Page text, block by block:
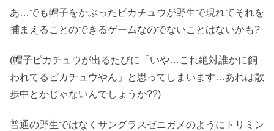
あ…でも帽子をかぶったピカチュウが野生で現れてそれを
捕まえることのできるゲームなのでないことはないかも?
(帽子ピカチュウが出るたびに「いや…これ絶対誰かに飼
われてるピカチュウやん」と思ってしまいます…あれは散
歩中とかじゃないんでしょうか??)
普通の野生ではなくサングラスゼニガメのようにトリミン